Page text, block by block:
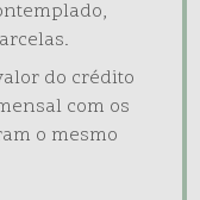
do crédito
com os
o mesmo